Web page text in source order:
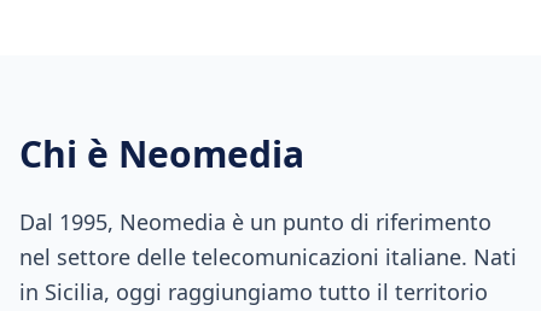
Chi è Neomedia
Dal 1995, Neomedia è un punto di riferimento
nel settore delle telecomunicazioni italiane. Nati
in Sicilia, oggi raggiungiamo tutto il territorio